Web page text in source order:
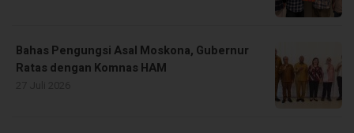
Bahas Pengungsi Asal Moskona, Gubernur
Ratas dengan Komnas HAM